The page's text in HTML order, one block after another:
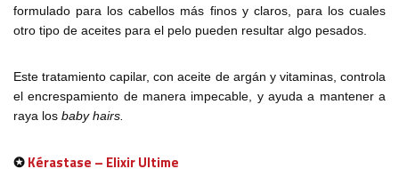
formulado para los cabellos más finos y claros, para los cuales
otro tipo de aceites para el pelo pueden resultar algo pesados.
Este tratamiento capilar, con aceite de argán y vitaminas, controla
el encrespamiento de manera impecable, y ayuda a mantener a
raya los baby hairs.
✪Kérastase – Elixir Ultime